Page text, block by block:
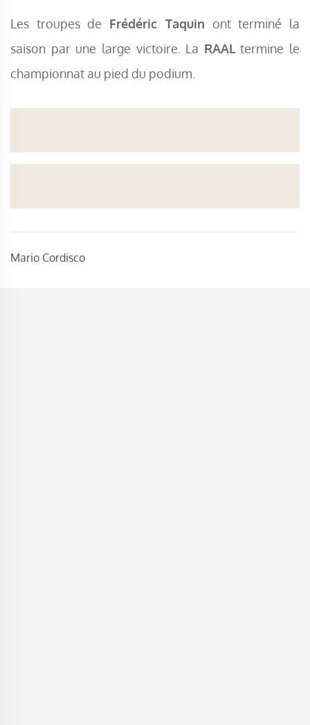
Mario Cordisco
Les troupes de Frédéric Taquin ont terminé la
saison par une large victoire. La RAALtermine le
championnat au pied du podium.